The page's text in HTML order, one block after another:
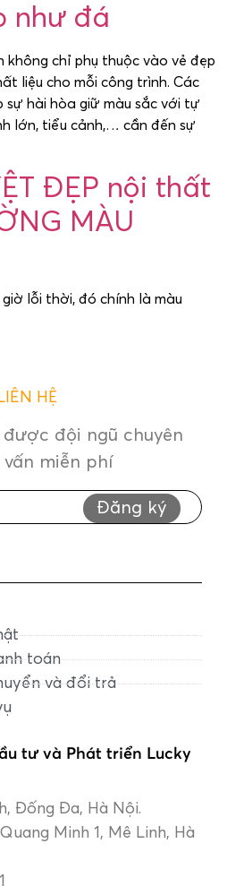
như đá
không chỉ phụ thuộc vào vẻ đẹp
liệu cho mỗi công trình. Các
sự hài hòa giữ màu sắc với tự
lớn, tiểu cảnh,… cần đến sự
ĐẸP nội thất
MÀU
lỗi thời, đó chính là màu
LIÊN HỆ
đội ngũ chuyên
miễn phí
Đăng ký
toán
và đổi trả
tư và Phát triển Lucky
Đống Đa, Hà Nội.
Minh 1, Mê Linh, Hà